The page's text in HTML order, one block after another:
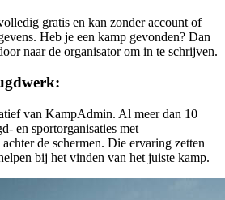
gratis en kan zonder account of
Heb je een kamp gevonden? Dan
naar de organisator om in te schrijven.
van KampAdmin. Al meer dan 10
en sportorganisaties met
de schermen. Die ervaring zetten
bij het vinden van het juiste kamp.